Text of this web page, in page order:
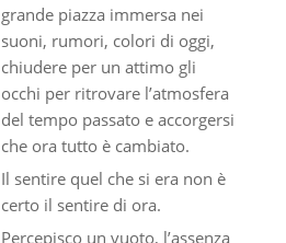
grande piazza immersa nei
suoni, rumori, colori di oggi,
chiudere per un attimo gli
occhi per ritrovare l’atmosfera
del tempo passato e accorgersi
che ora tutto è cambiato.
Il sentire quel che si era non è
certo il sentire di ora.
Percepisco un vuoto, l’assenza